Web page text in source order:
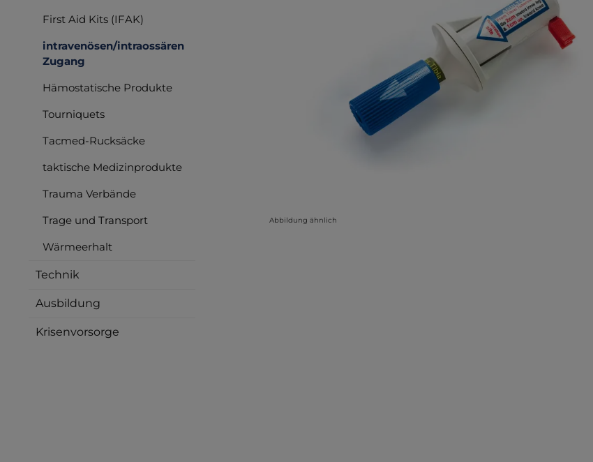
First Aid Kits (IFAK)
intravenösen/intraossären
Zugang
Hämostatische Produkte
Tourniquets
Tacmed-Rucksäcke
taktische Medizinprodukte
Trauma Verbände
Trage und Transport
Wärmeerhalt
Technik
Ausbildung
Krisenvorsorge
Abbildung ähnlich